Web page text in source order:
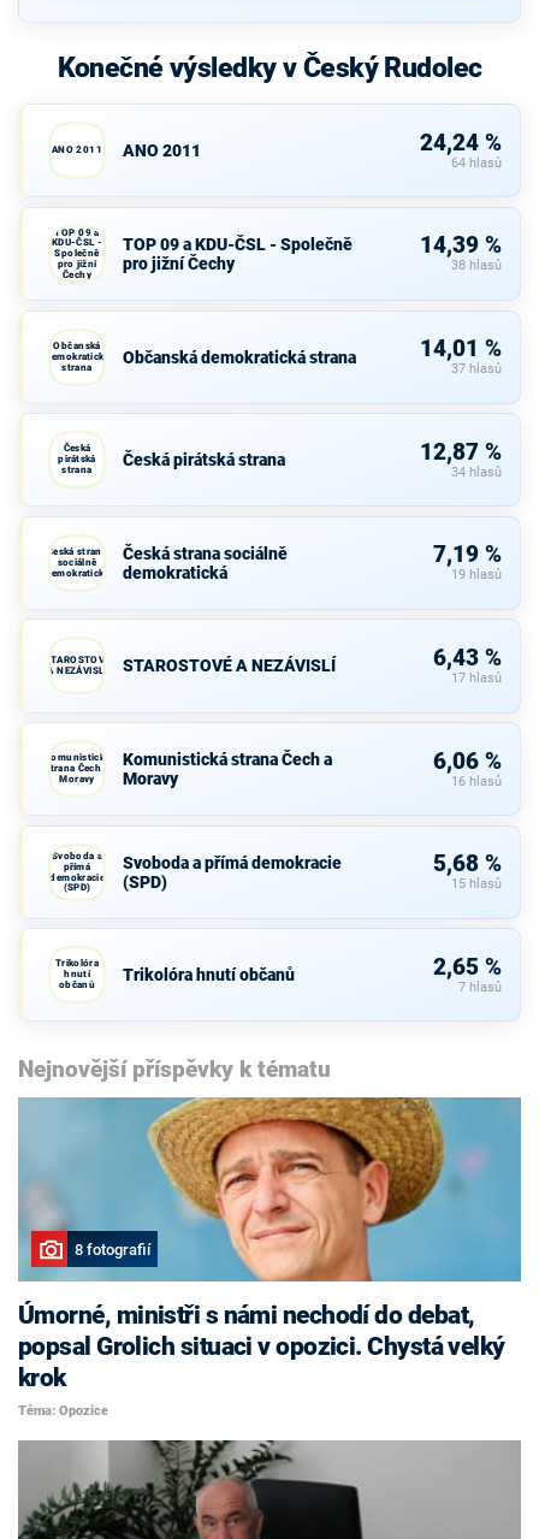
Konečné výsledky v Český Rudolec
ANO 2011 ANO 2011 24,24 %
64 hlasů
TOP 09 a
KDU-ČSL -
Společně
pro jižní
Čechy
TOP 09 a KDU-ČSL - Společně
pro jižní Čechy
14,39 %
38 hlasů
Občanská
demokratická
strana
Občanská demokratická strana 14,01 %
37 hlasů
Česká
pirátská
strana
Česká pirátská strana 12,87 %
34 hlasů
Česká strana
sociálně
demokratická
Česká strana sociálně
demokratická
7,19 %
19 hlasů
STAROSTOVÉ
A NEZÁVISLÍ
STAROSTOVÉ A NEZÁVISLÍ 6,43 %
17 hlasů
Komunistická
strana Čech a
Moravy
Komunistická strana Čech a
Moravy
6,06 %
16 hlasů
Svoboda a
přímá
demokracie
(SPD)
Svoboda a přímá demokracie
(SPD)
5,68 %
15 hlasů
Trikolóra
hnutí
občanů
Trikolóra hnutí občanů 2,65 %
7 hlasů
Nejnovější příspěvky k tématu
8 fotografií
Úmorné, ministři s námi nechodí do debat,
popsal Grolich situaci v opozici. Chystá velký
krok
Téma: Opozice